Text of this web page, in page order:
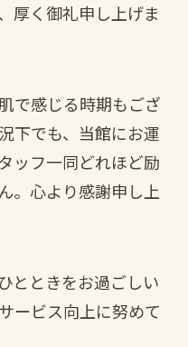
厚く御礼申し上げま
で感じる時期もござ
下でも、当館にお運
ッフ一同どれほど励
。心より感謝申し上
とときをお過ごしい
ービス向上に努めて